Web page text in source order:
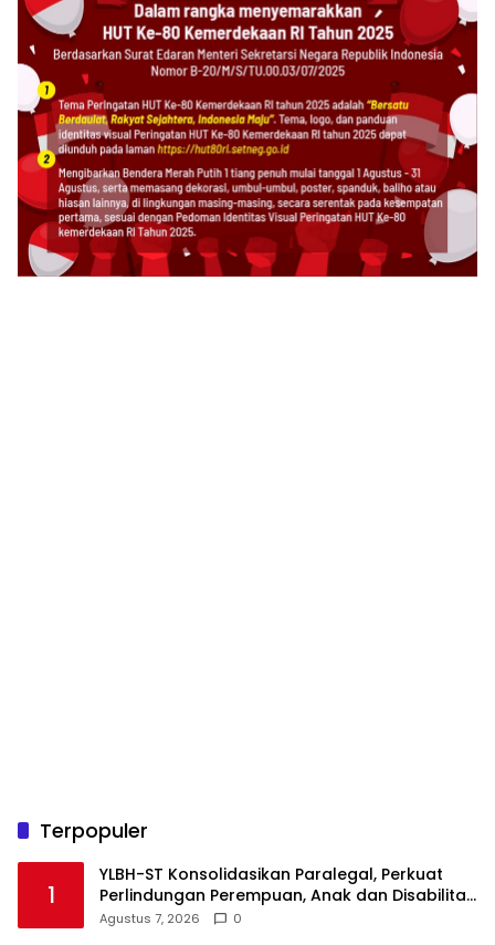
Terpopuler
1
YLBH-ST Konsolidasikan Paralegal, Perkuat
Perlindungan Perempuan, Anak dan Disabilitas
Agustus 7, 2026 0